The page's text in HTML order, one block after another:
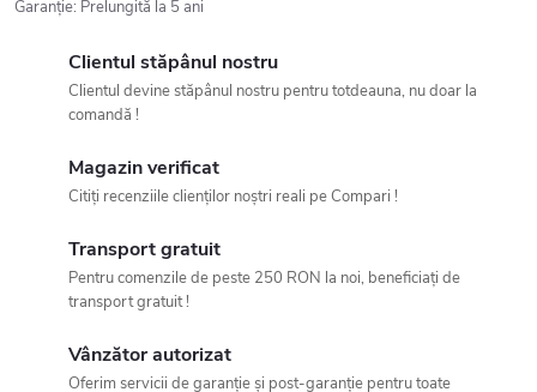
Garanţie: Prelungită la 5 ani
Clientul stăpânul nostru
Clientul devine stăpânul nostru pentru totdeauna, nu doar la
comandă !
Magazin verificat
Citiți recenziile clienților noștri reali pe Compari !
Transport gratuit
Pentru comenzile de peste 250 RON la noi, beneficiați de
transport gratuit !
Vânzător autorizat
Oferim servicii de garanție și post-garanție pentru toate